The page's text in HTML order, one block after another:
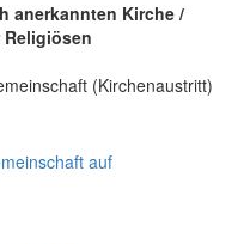
anerkannten Kirche /
(Kirchenaustritt)
auf